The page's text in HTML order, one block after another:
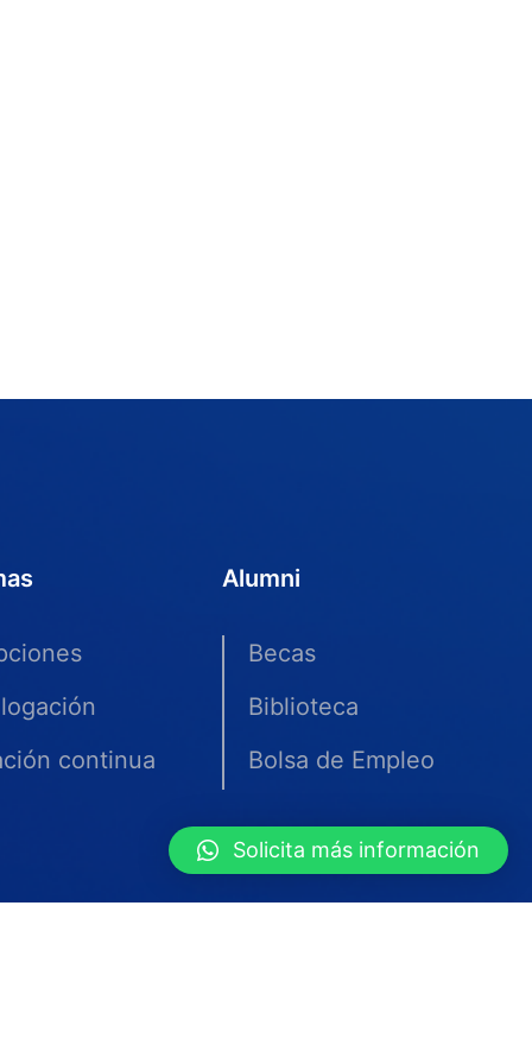
continua
Alumni
Becas
Biblioteca
Bolsa de Empleo
Solicita más información